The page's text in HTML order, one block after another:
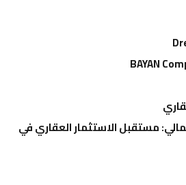
مستقبل الاستثمار العقاري في